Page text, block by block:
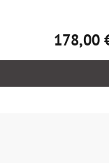
Regulärer
178,00